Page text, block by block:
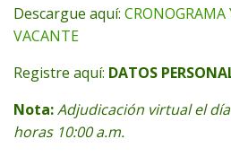
Descargue aquí: CRONOGRAMA
VACANTE
Registre aquí: DATOS
Nota:Adjudicación virtual el
horas 10:00 a.m.